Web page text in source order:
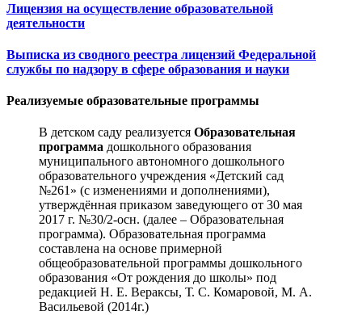
Лицензия на осуществление образовательной
деятельности
Выписка из сводного реестра лицензий Федеральной
службы по надзору в сфере образования и науки
Реализуемые образовательные программы
В детском саду реализуется Образовательная
программа дошкольного образования
муниципального автономного дошкольного
образовательного учреждения «Детский сад
№261» (с изменениями и дополнениями),
утверждённая приказом заведующего от 30 мая
2017 г. №30/2-осн. (далее – Образовательная
программа). Образовательная программа
составлена на основе примерной
общеобразовательной программы дошкольного
образования «От рождения до школы» под
редакцией Н. Е. Вераксы, Т. С. Комаровой, М. А.
Васильевой (2014г.)